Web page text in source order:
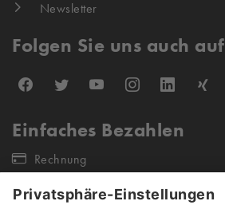
Newsletter
Folgen Sie uns auch auf
Einfaches Bezahlen
Rechnung
Unsere Versandpartner